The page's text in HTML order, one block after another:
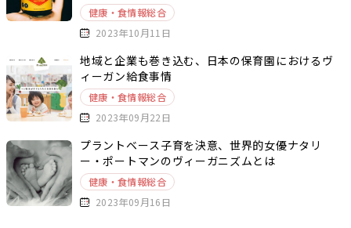
健康・食情報総合
2023年10月11日
地域と企業も巻き込む、日本の保育園におけるヴ
ィーガン給食事情
健康・食情報総合
2023年09月22日
プラントベース子育を決意、世界的女優ナタリ
ー・ポートマンのヴィーガニズムとは
健康・食情報総合
2023年09月16日